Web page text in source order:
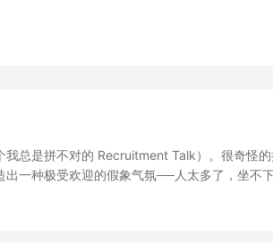
总是拼不对的 Recruitment Talk）。很奇怪
一种极受欢迎的假象气氛──人太多了，坐不
讲的内容没有太多特别，也就是介绍了一下公